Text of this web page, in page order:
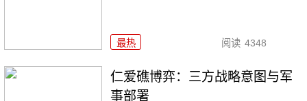
最热 阅读 4348
仁爱礁博弈：三方战略意图与军
事部署